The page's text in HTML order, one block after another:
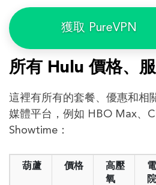
獲取 PureVPN
所有 Hulu 價格、
這裡有所有的套餐、優惠和相
媒體平台，例如 HBO Max、
Showtime：
葫蘆 價格
高壓
氧
院